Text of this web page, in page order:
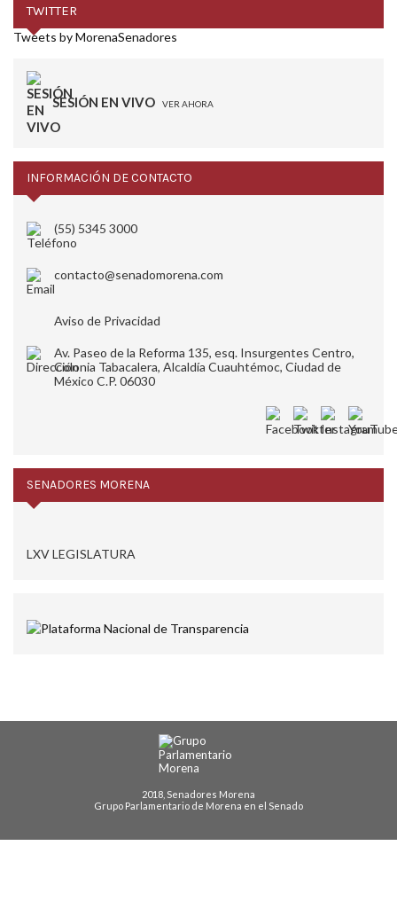
TWITTER
Tweets by MorenaSenadores
SESIÓN EN VIVO VER AHORA
INFORMACIÓN DE CONTACTO
(55) 5345 3000
contacto@senadomorena.com
Aviso de Privacidad
Av. Paseo de la Reforma 135, esq. Insurgentes Centro,
Colonia Tabacalera, Alcaldía Cuauhtémoc, Ciudad de
México C.P. 06030
SENADORES MORENA
LXV LEGISLATURA
2018, Senadores Morena
Grupo Parlamentario de Morena en el Senado